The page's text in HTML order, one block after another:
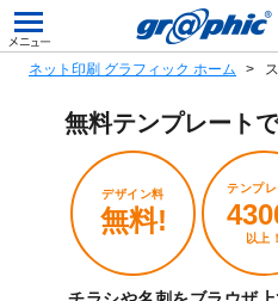
ネット印刷 グラフィック ホーム
無料テンプレートで
デザイン料
無料!
テンプレ
以上！